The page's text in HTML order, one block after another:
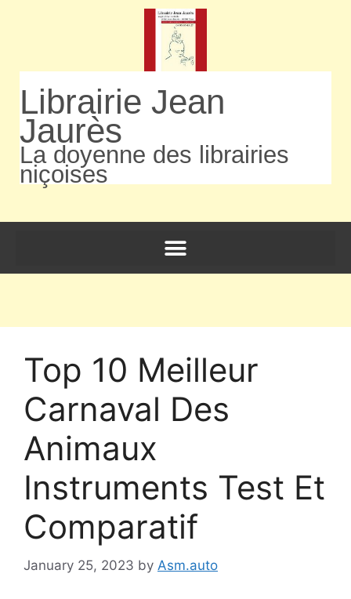
Librairie Jean
Jaurès
La doyenne des librairies
niçoises
Top 10 Meilleur
Carnaval Des
Animaux
Instruments Test Et
Comparatif
January 25, 2023 by Asm.auto